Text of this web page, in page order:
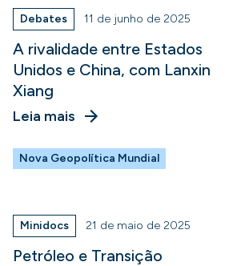
Debates 11 de junho de 2025
A rivalidade entre Estados
Unidos e China, com Lanxin
Xiang
Leia mais
Nova Geopolítica Mundial
Minidocs 21 de maio de 2025
Petróleo e Transição